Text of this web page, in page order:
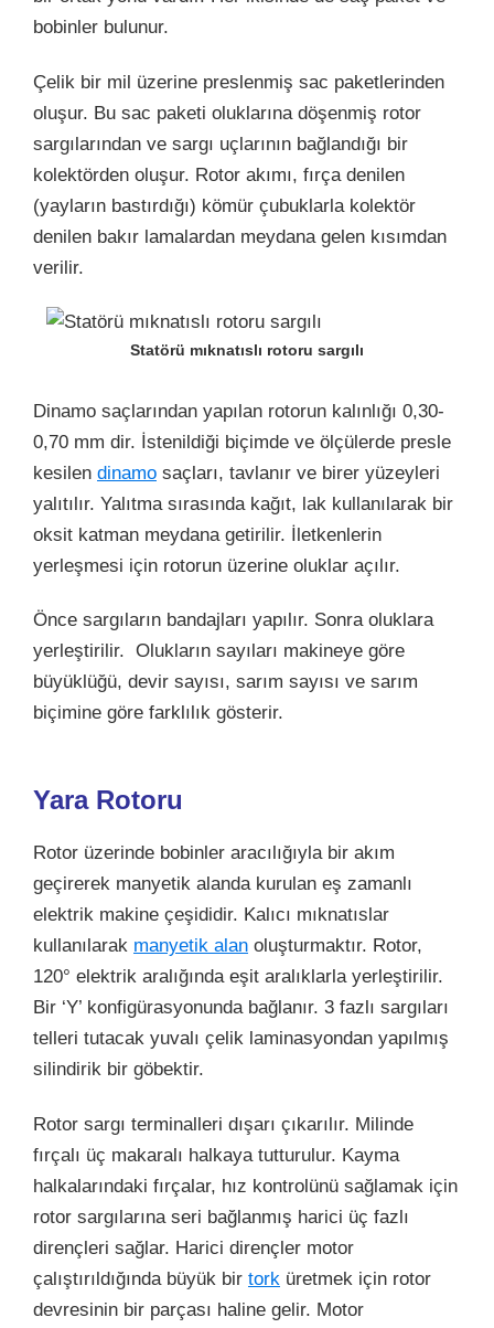
bobinler bulunur.
Çelik bir mil üzerine preslenmiş sac paketlerinden
oluşur. Bu sac paketi oluklarına döşenmiş rotor
sargılarından ve sargı uçlarının bağlandığı bir
kolektörden oluşur. Rotor akımı, fırça denilen
(yayların bastırdığı) kömür çubuklarla kolektör
denilen bakır lamalardan meydana gelen kısımdan
verilir.
Statörü mıknatıslı rotoru sargılı
Dinamo saçlarından yapılan rotorun kalınlığı 0,30-
0,70 mm dir. İstenildiği biçimde ve ölçülerde presle
kesilen dinamo saçları, tavlanır ve birer yüzeyleri
yalıtılır. Yalıtma sırasında kağıt, lak kullanılarak bir
oksit katman meydana getirilir. İletkenlerin
yerleşmesi için rotorun üzerine oluklar açılır.
Önce sargıların bandajları yapılır. Sonra oluklara
yerleştirilir. Olukların sayıları makineye göre
büyüklüğü, devir sayısı, sarım sayısı ve sarım
biçimine göre farklılık gösterir.
Yara Rotoru
Rotor üzerinde bobinler aracılığıyla bir akım
geçirerek manyetik alanda kurulan eş zamanlı
elektrik makine çeşididir. Kalıcı mıknatıslar
kullanılarak manyetik alan oluşturmaktır. Rotor,
120° elektrik aralığında eşit aralıklarla yerleştirilir.
Bir ‘Y’ konfigürasyonunda bağlanır. 3 fazlı sargıları
telleri tutacak yuvalı çelik laminasyondan yapılmış
silindirik bir göbektir.
Rotor sargı terminalleri dışarı çıkarılır. Milinde
fırçalı üç makaralı halkaya tutturulur. Kayma
halkalarındaki fırçalar, hız kontrolünü sağlamak için
rotor sargılarına seri bağlanmış harici üç fazlı
dirençleri sağlar. Harici dirençler motor
çalıştırıldığında büyük bir tork üretmek için rotor
devresinin bir parçası haline gelir. Motor